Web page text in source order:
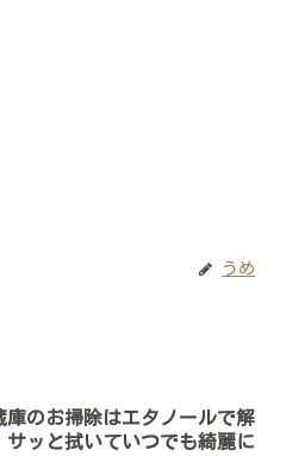
うめ
庫のお掃除はエタノールで解
サッと拭いていつでも綺麗に